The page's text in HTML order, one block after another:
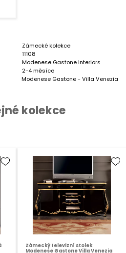
Zámecké kolekce
11108
Modenese Gastone Interiors
2-4 měsíce
Modenese Gastone - Villa Venezia
kolekce
Zámecký televizní stolek
Modenese Gastone Villa Venezia